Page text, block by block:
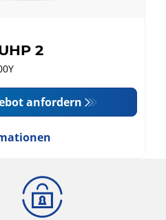
2
anfordern